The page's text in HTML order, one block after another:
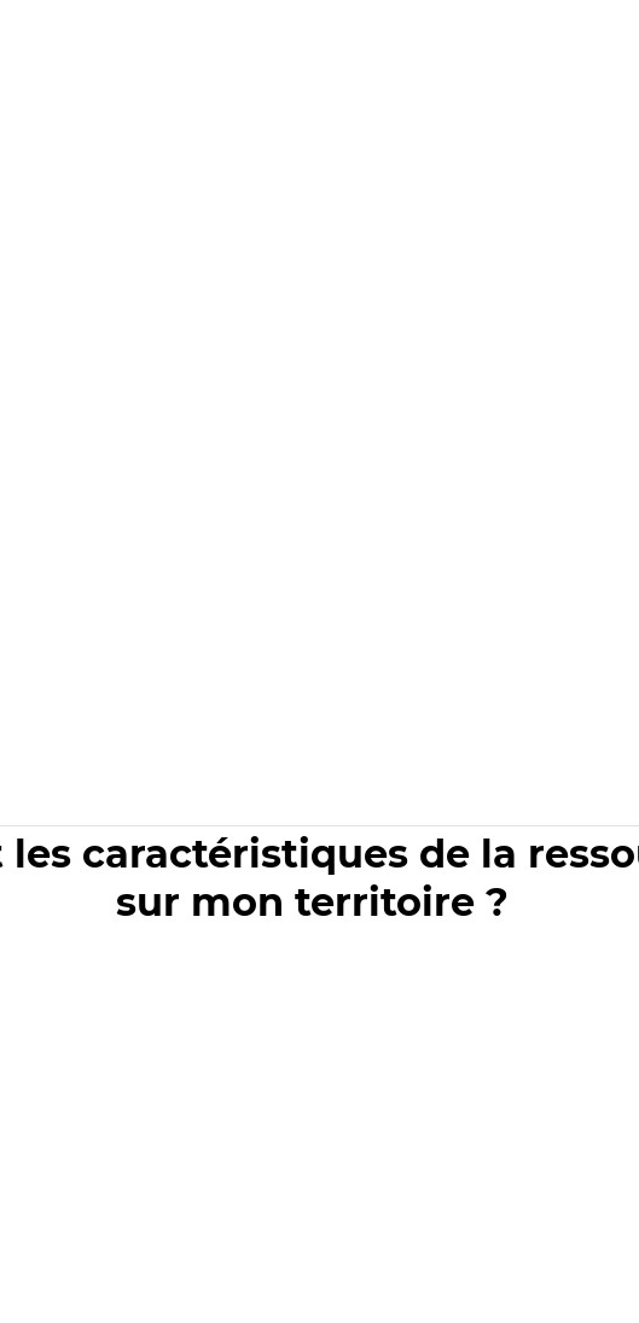
les caractéristiques de la
sur mon territoire ?